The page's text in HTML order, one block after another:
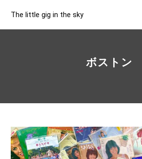
The little gig in the sky
ボストン